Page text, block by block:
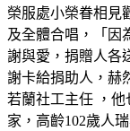
榮服處小榮眷相見
及全體合唱，「因
謝與愛，捐贈人各
謝卡給捐助人，赫
若蘭社工主任 ，
家，高齡102歲人